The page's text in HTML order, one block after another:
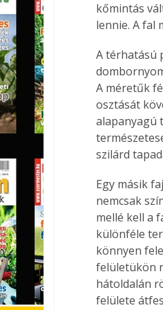
kőmintás
lennie. A fal
A térhatású
A méretűk
osztását
alapanyagú
szilárd
Egy másik
nemcsak
mellé kell a
különféle
könnyen
felületükön
hátoldalán
felülete